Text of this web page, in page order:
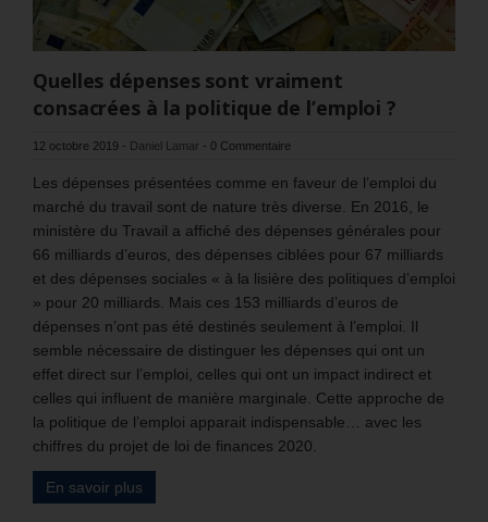
Quelles dépenses sont vraiment
consacrées à la politique de l’emploi ?
12 octobre 2019 - Daniel Lamar - 0 Commentaire
Les dépenses présentées comme en faveur de l’emploi du
marché du travail sont de nature très diverse. En 2016, le
ministère du Travail a affiché des dépenses générales pour
66 milliards d’euros, des dépenses ciblées pour 67 milliards
et des dépenses sociales « à la lisière des politiques d’emploi
» pour 20 milliards. Mais ces 153 milliards d’euros de
dépenses n’ont pas été destinés seulement à l’emploi. Il
semble nécessaire de distinguer les dépenses qui ont un
effet direct sur l’emploi, celles qui ont un impact indirect et
celles qui influent de manière marginale. Cette approche de
la politique de l’emploi apparait indispensable… avec les
chiffres du projet de loi de finances 2020.
En savoir plus